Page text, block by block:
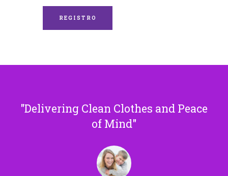
Delivering Clean Clothes and Peace
of Mind